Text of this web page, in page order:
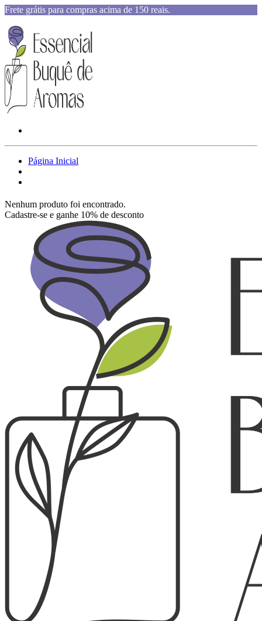
Frete grátis para compras acima de 150 reais.
Página Inicial
Nenhum produto foi encontrado.
Cadastre-se e ganhe 10% de desconto